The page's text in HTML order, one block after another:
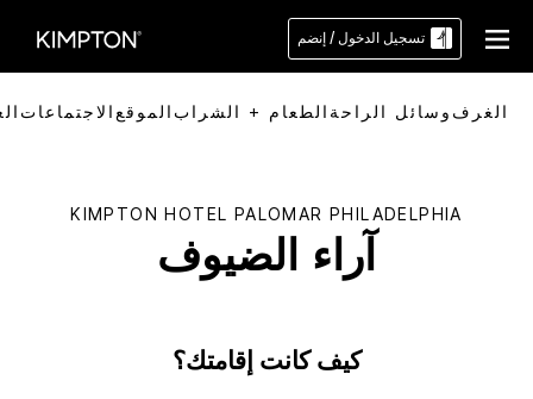
تسجيل الدخول / إنضم
الغرف وسائل الراحة الطعام + الشراب الموقع الاجتماعات
KIMPTON HOTEL PALOMAR PHILADELPHIA
آراء الضيوف
كيف كانت إقامتك؟